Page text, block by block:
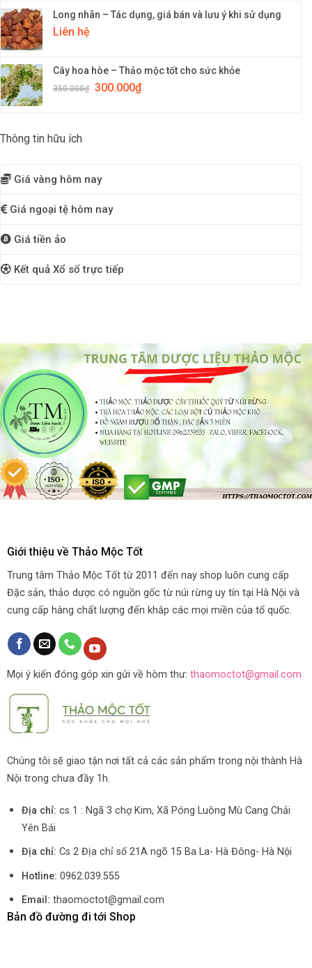
Long nhãn – Tác dụng, giá bán và lưu ý khi sử dụng
Liên hệ
Cây hoa hòe – Thảo mộc tốt cho sức khỏe
350.000₫ 300.000₫
Thông tin hữu ích
Giá vàng hôm nay
Giá ngoại tệ hôm nay
Giá tiền ảo
Kết quả Xổ số trực tiếp
Giới thiệu về Thảo Mộc Tốt
Trung tâm Thảo Mộc Tốt từ 2011 đến nay shop luôn cung cấp
Đặc sản, thảo dược có nguồn gốc từ núi rừng uy tín tại Hà Nội và
cung cấp hàng chất lượng đến khắp các mọi miền của tổ quốc.
Mọi ý kiến đóng góp xin gửi về hòm thư: thaomoctot@gmail.com
Chúng tôi sẽ giao tận nơi tất cả các sản phẩm trong nội thành Hà
Nội trong chưa đầy 1h.
Địa chỉ: cs 1 : Ngã 3 chợ Kim, Xã Póng Luông Mù Cang Chải
Yên Bái
Địa chỉ: Cs 2 Địa chỉ số 21A ngõ 15 Ba La- Hà Đông- Hà Nội
Hotline: 0962.039.555
Email: thaomoctot@gmail.com
Bản đồ đường đi tới Shop